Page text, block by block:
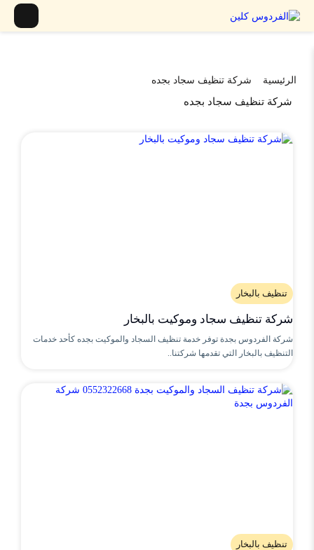
الرئيسية شركة تنظيف سجاد بجده
شركة تنظيف سجاد بجده
تنظيف بالبخار
شركة تنظيف سجاد وموكيت بالبخار
شركة الفردوس بجدة توفر خدمة تنظيف السجاد والموكيت بجده كأحد خدمات
التنظيف بالبخار التي تقدمها شركتنا..
تنظيف بالبخار